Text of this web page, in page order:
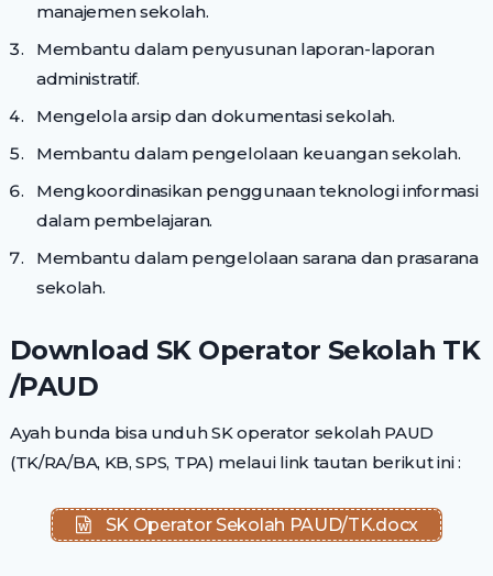
manajemen sekolah.
Membantu dalam penyusunan laporan-laporan
administratif.
Mengelola arsip dan dokumentasi sekolah.
Membantu dalam pengelolaan keuangan sekolah.
Mengkoordinasikan penggunaan teknologi informasi
dalam pembelajaran.
Membantu dalam pengelolaan sarana dan prasarana
sekolah.
Download SK Operator Sekolah TK
/PAUD
Ayah bunda bisa unduh SK operator sekolah PAUD
(TK/RA/BA, KB, SPS, TPA) melaui link tautan berikut ini :
SK Operator Sekolah PAUD/TK.docx